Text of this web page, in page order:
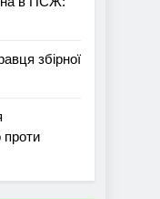
збірної
проти